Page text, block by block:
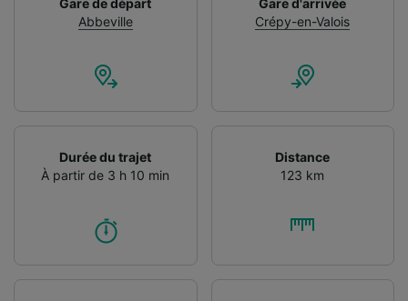
Gare de départ
Abbeville
Gare d'arrivée
Crépy-en-Valois
Durée du trajet
À partir de 3 h 10 min
Distance
123 km